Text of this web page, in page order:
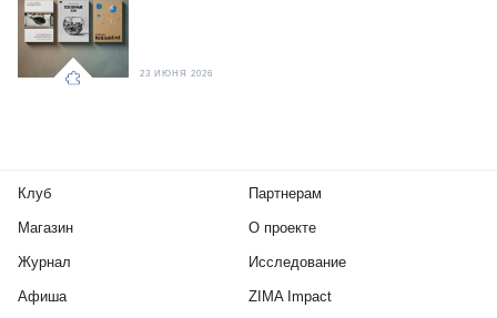
23 ИЮНЯ 2026
Клуб
Магазин
Журнал
Афиша
Партнерам
О проекте
Исследование
ZIMA Impact